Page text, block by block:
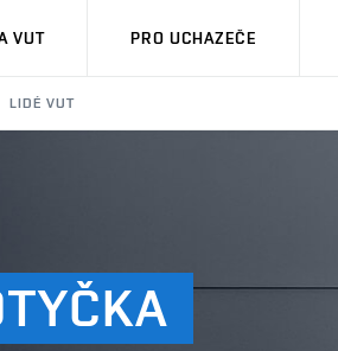
VUT PRO UCHAZEČE
LIDÉ VUT